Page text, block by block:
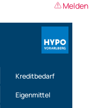
Melden
Kreditbedarf
Eigenmittel